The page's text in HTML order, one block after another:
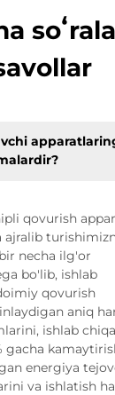
qovurish
ajralib
necha ilg'or
bo'lib, ishlab
qovurish
aniq
ishlab
gacha
energiya
va ishlatish